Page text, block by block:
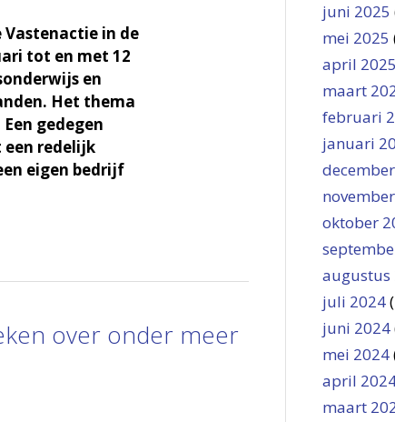
Vastenactie in de
tot en met 12
en
Het thema
gedegen
een redelijk
eigen bedrijf
over onder meer
juni 2025
mei 2025
april 2025
maart
februari
januari
oktober
augustus
juli 2024
juni 2024
mei 2024
april
maart